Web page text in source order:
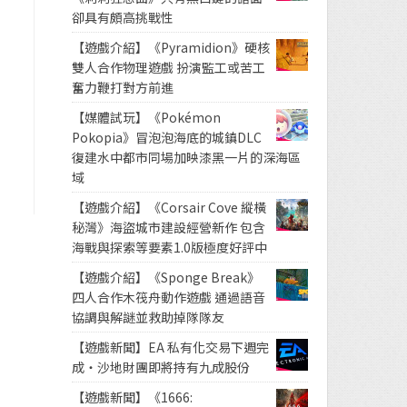
卻具有頗高挑戰性
【遊戲介紹】《Pyramidion》硬核
雙人合作物理遊戲 扮演監工或苦工
奮力鞭打對方前進
【媒體試玩】《Pokémon
Pokopia》冒泡泡海底的城鎮DLC
復建水中都市同場加映漆黑一片的深海區
域
【遊戲介紹】《Corsair Cove 縱橫
秘灣》海盜城市建設經營新作 包含
海戰與探索等要素1.0版極度好評中
【遊戲介紹】《Sponge Break》
四人合作木筏舟動作遊戲 通過語音
協調與解謎並救助掉隊隊友
【遊戲新聞】EA 私有化交易下週完
成・沙地財團即將持有九成股份
【遊戲新聞】《1666: